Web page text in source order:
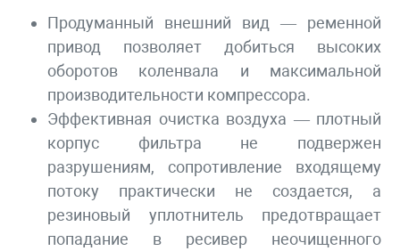
Продуманный внешний вид — ременной
привод позволяет добиться высоких
оборотов коленвала и максимальной
производительности компрессора.
Эффективная очистка воздуха — плотный
корпус фильтра не подвержен
разрушениям, сопротивление входящему
потоку практически не создается, а
резиновый уплотнитель предотвращает
попадание в ресивер неочищенного